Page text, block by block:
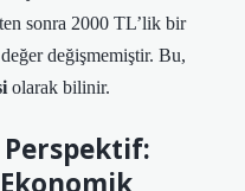
sonra 2000 TL’lik bir
değişmemiştir. Bu,
olarak bilinir.